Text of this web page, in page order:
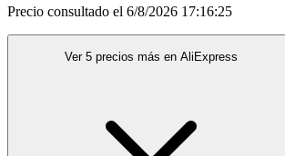
Precio consultado el 6/8/2026 17:16:25
Ver 5 precios más en AliExpress